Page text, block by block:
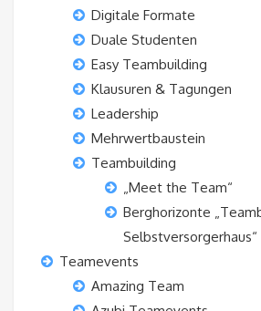
Digitale Formate
Duale Studenten
Easy Teambuilding
Klausuren & Tagungen
Leadership
Mehrwertbaustein
Teambuilding
„Meet the Team“
Berghorizonte
Selbstversorgerhaus“
Teamevents
Amazing Team